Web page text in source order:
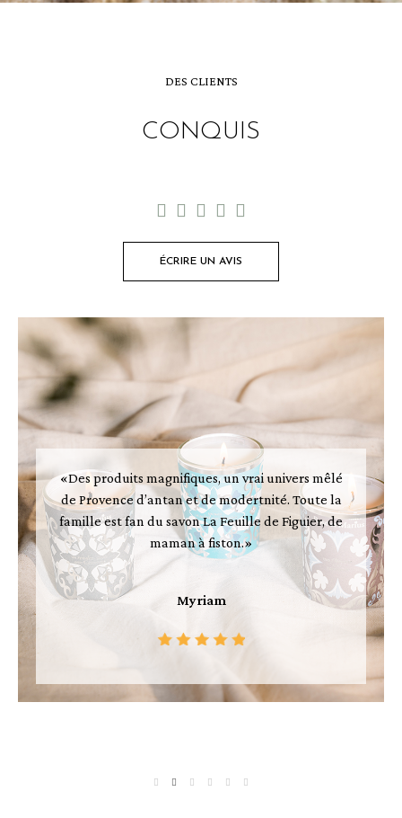
DES CLIENTS
CONQUIS
    
ÉCRIRE UN AVIS
«Des produits magnifiques, un vrai univers mêlé
de Provence d’antan et de modertnité. Toute la
famille est fan du savon La Feuille de Figuier, de
maman à fiston.»
Myriam